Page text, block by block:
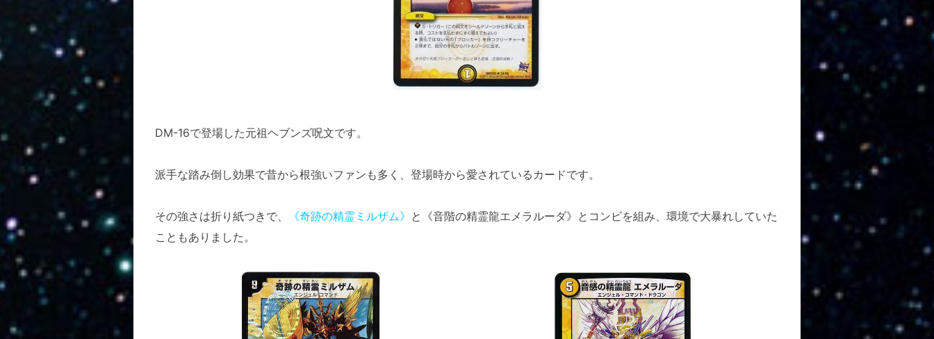
DM-16で登場した元祖ヘブンズ呪文です。
派手な踏み倒し効果で昔から根強いファンも多く、登場時から愛されているカードです。
その強さは折り紙つきで、 《奇跡の精霊ミルザム》 と《音階の精霊龍エメラルーダ》とコンビを組み、環境で大暴れしていた
こともありました。